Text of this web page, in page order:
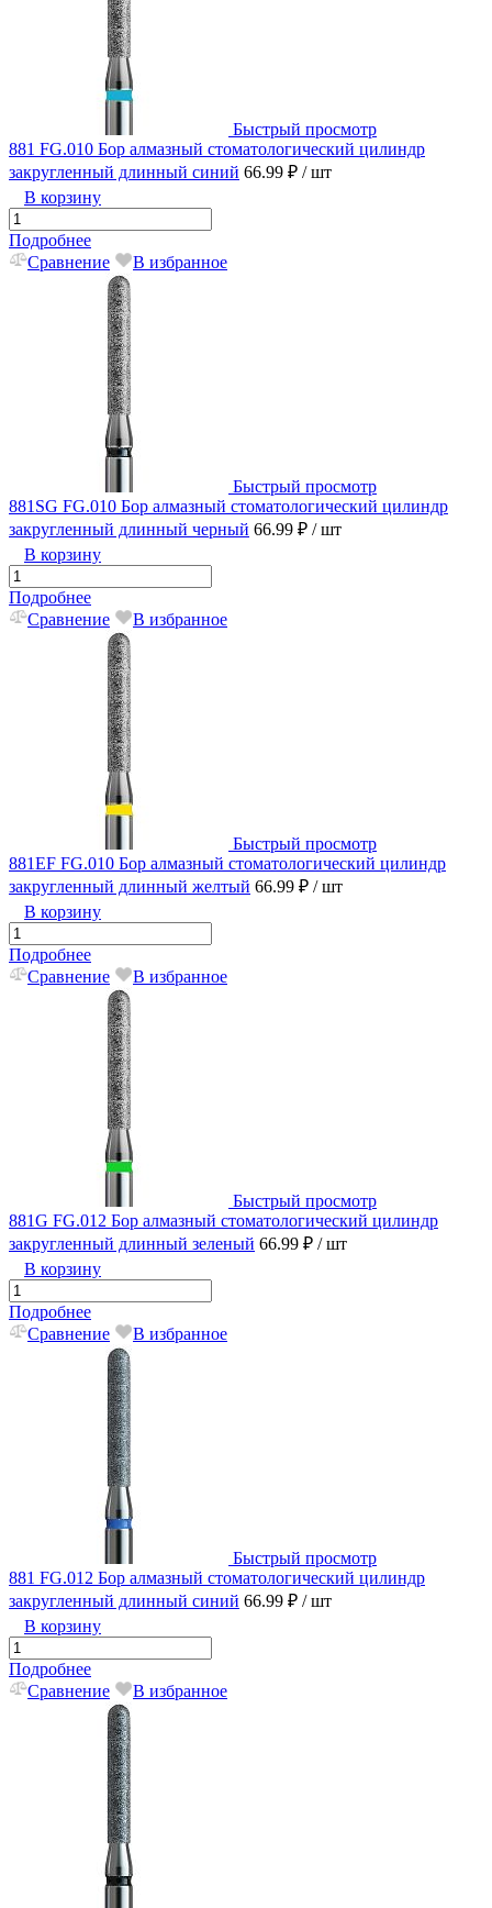
Быстрый просмотр
881 FG.010 Бор алмазный стоматологический цилиндр
закругленный длинный синий 66.99 ₽ / шт
В корзину
Подробнее
Сравнение
В избранное
Быстрый просмотр
881SG FG.010 Бор алмазный стоматологический цилиндр
закругленный длинный черный 66.99 ₽ / шт
В корзину
Подробнее
Сравнение
В избранное
Быстрый просмотр
881EF FG.010 Бор алмазный стоматологический цилиндр
закругленный длинный желтый 66.99 ₽ / шт
В корзину
Подробнее
Сравнение
В избранное
Быстрый просмотр
881G FG.012 Бор алмазный стоматологический цилиндр
закругленный длинный зеленый 66.99 ₽ / шт
В корзину
Подробнее
Сравнение
В избранное
Быстрый просмотр
881 FG.012 Бор алмазный стоматологический цилиндр
закругленный длинный синий 66.99 ₽ / шт
В корзину
Подробнее
Сравнение
В избранное